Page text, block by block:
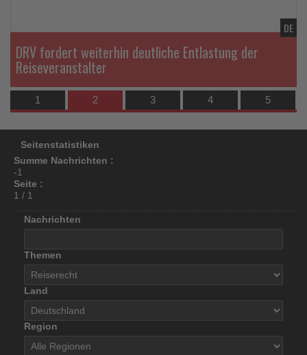
DRV fordert weiterhin deutliche Entlastung der
Reiseveranstalter
DE
1 2 3 4 5
Seitenstatistiken
Summe Nachrichten :
-1
Seite :
1 / 1
Nachrichten
Themen
Land
Region